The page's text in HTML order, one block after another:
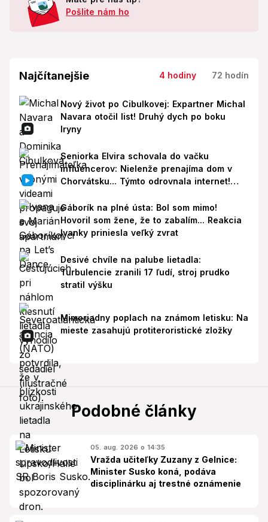
Pošlite nám ho
Najčítanejšie 4 hodiny 72 hodín
Nový život po Cibulkovej: Expartner Michal
Navara otočil list! Druhý dych po boku
Iryny
Seniorka Elvira schovala do vačku
influencerov: Nielenže prenajíma dom v
Chorvátsku... Týmto odrovnala internet!
Gáborík na plné ústa: Bol som mimo!
Hovoril som žene, že to zabalím... Reakcia
Ivanky priniesla veľký zvrat
Desivé chvíle na palube lietadla:
Turbulencie zranili 17 ľudí, stroj prudko
stratil výšku
Mimoriadny poplach na známom letisku: Na
mieste zasahujú protiteroristické zložky
Podobné články
05. aug. 2026 o 14:35
Vražda učiteľky Zuzany z Gelnice:
Minister Susko koná, podáva
disciplinárku aj trestné oznámenie